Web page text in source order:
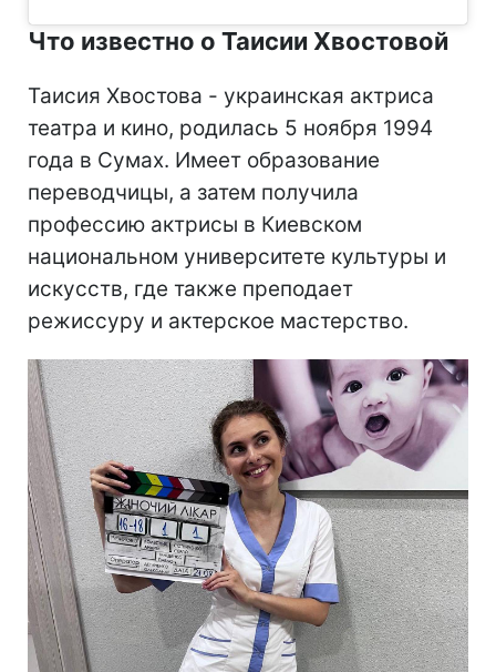
Что известно о Таисии Хвостовой
Таисия Хвостова - украинская актриса
театра и кино, родилась 5 ноября 1994
года в Сумах. Имеет образование
переводчицы, а затем получила
профессию актрисы в Киевском
национальном университете культуры и
искусств, где также преподает
режиссуру и актерское мастерство.